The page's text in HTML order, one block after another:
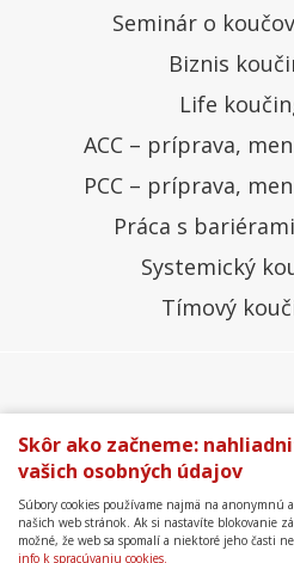
Seminár o
Biznis
Life
ACC – príprava,
PCC – príprava,
Práca s
Systemický
Tímový
Všeobecné obchodné
Ochrana osobných údajov
Formulár na
Skôr ako začneme:
vašich osobných údajov
Súbory cookies používame najmä na anonymnú
našich web stránok. Ak si nastavíte blokovanie
možné, že web sa spomalí a niektoré jeho časti
info k spracúvaniu cookies.